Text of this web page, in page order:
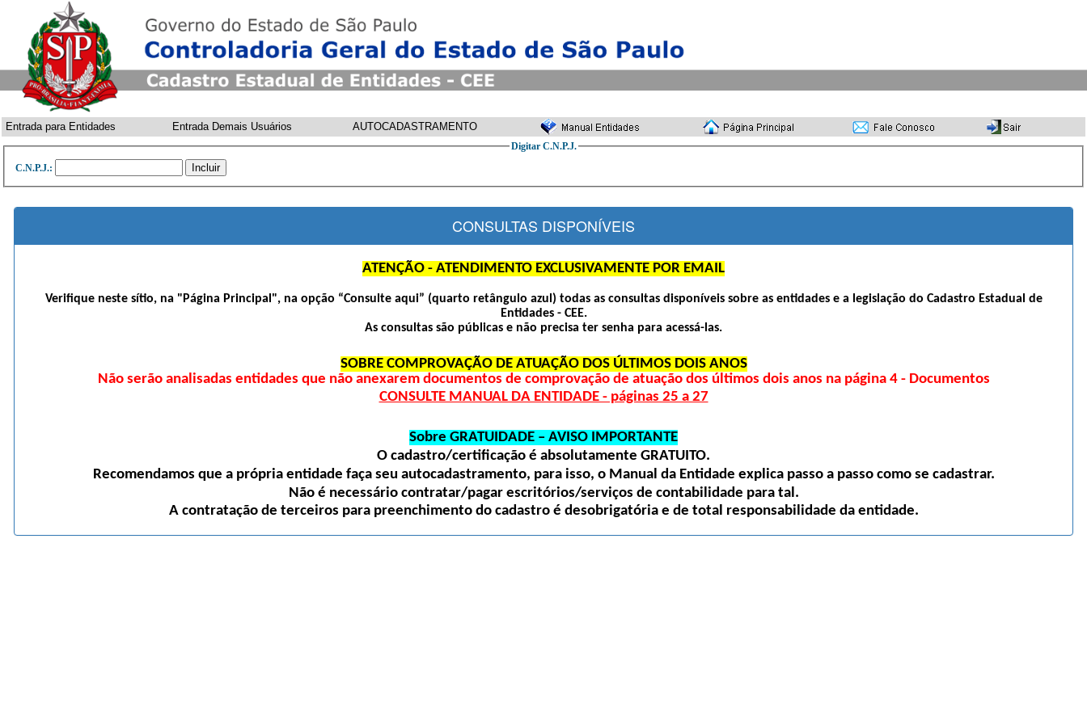
Entrada para Entidades Entrada Demais Usuários AUTOCADASTRAMENTO
Digitar C.N.P.J.
C.N.P.J.:
CONSULTAS DISPONÍVEIS
ATENÇÃO - ATENDIMENTO EXCLUSIVAMENTE POR EMAIL
Verifique neste sítio, na "Página Principal", na opção “Consulte aqui” (quarto retângulo azul) todas as consultas disponíveis sobre as entidades e a legislação do Cadastro Estadual de
Entidades - CEE.
As consultas são públicas e não precisa ter senha para acessá-las.
SOBRE COMPROVAÇÃO DE ATUAÇÃO DOS ÚLTIMOS DOIS ANOS
Não serão analisadas entidades que não anexarem documentos de comprovação de atuação dos últimos dois anos na página 4 - Documentos
CONSULTE MANUAL DA ENTIDADE - páginas 25 a 27
Sobre GRATUIDADE – AVISO IMPORTANTE
O cadastro/certificação é absolutamente GRATUITO.
Recomendamos que a própria entidade faça seu autocadastramento, para isso, o Manual da Entidade explica passo a passo como se cadastrar.
Não é necessário contratar/pagar escritórios/serviços de contabilidade para tal.
A contratação de terceiros para preenchimento do cadastro é desobrigatória e de total responsabilidade da entidade.